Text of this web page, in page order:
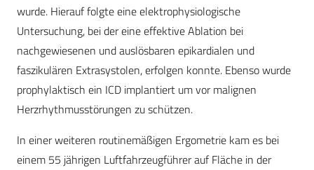
wurde. Hierauf folgte eine elektrophysiologische
Untersuchung, bei der eine effektive Ablation bei
nachgewiesenen und auslösbaren epikardialen und
faszikulären Extrasystolen, erfolgen konnte. Ebenso wurde
prophylaktisch ein ICD implantiert um vor malignen
Herzrhythmusstörungen zu schützen.
In einer weiteren routinemäßigen Ergometrie kam es bei
einem 55 jährigen Luftfahrzeugführer auf Fläche in der